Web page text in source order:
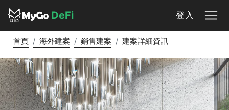
DeFi 登入
首頁 海外建案 銷售建案 建案詳細資訊